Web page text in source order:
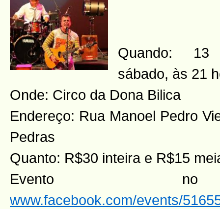
Quando: 13
sábado, às 21
Onde: Circo da Dona Bilica
Endereço: Rua Manoel Pedro
Pedras
Quanto: R$30 inteira e R$15
Evento
www.facebook.com/events/